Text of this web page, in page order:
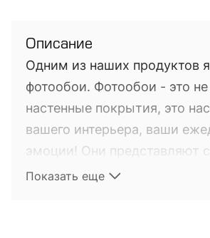
Описание
Одним из наших продуктов
фотообои. Фотообои - это не
настенные покрытия, это
вашего интерьера, ваши
эмоции! Они представляют
фотопечать на настенных
Показать еще